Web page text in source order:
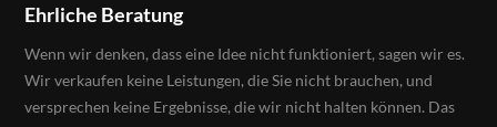
Ehrliche Beratung
Wenn wir denken, dass eine Idee nicht funktioniert, sagen wir es.
Wir verkaufen keine Leistungen, die Sie nicht brauchen, und
versprechen keine Ergebnisse, die wir nicht halten können. Das